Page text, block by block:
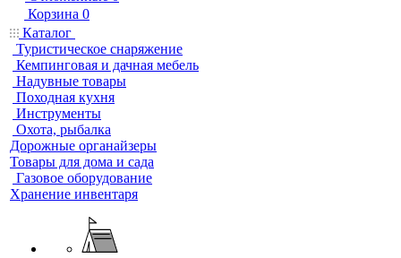
Корзина 0
Каталог
Туристическое снаряжение
Кемпинговая и дачная мебель
Надувные товары
Походная кухня
Инструменты
Охота, рыбалка
Дорожные органайзеры
Товары для дома и сада
Газовое оборудование
Хранение инвентаря